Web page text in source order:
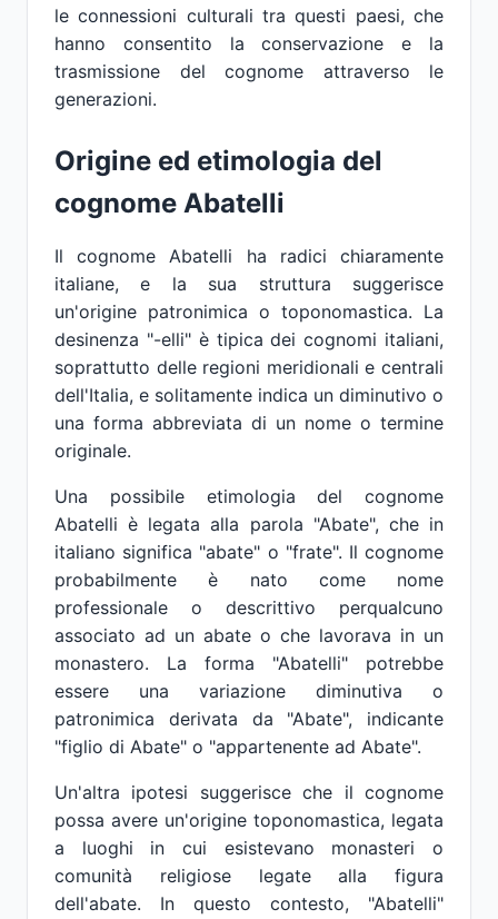
le connessioni culturali tra questi paesi, che
hanno consentito la conservazione e la
trasmissione del cognome attraverso le
generazioni.
Origine ed etimologia del
cognome Abatelli
Il cognome Abatelli ha radici chiaramente
italiane, e la sua struttura suggerisce
un'origine patronimica o toponomastica. La
desinenza "-elli" è tipica dei cognomi italiani,
soprattutto delle regioni meridionali e centrali
dell'Italia, e solitamente indica un diminutivo o
una forma abbreviata di un nome o termine
originale.
Una possibile etimologia del cognome
Abatelli è legata alla parola "Abate", che in
italiano significa "abate" o "frate". Il cognome
probabilmente è nato come nome
professionale o descrittivo perqualcuno
associato ad un abate o che lavorava in un
monastero. La forma "Abatelli" potrebbe
essere una variazione diminutiva o
patronimica derivata da "Abate", indicante
"figlio di Abate" o "appartenente ad Abate".
Un'altra ipotesi suggerisce che il cognome
possa avere un'origine toponomastica, legata
a luoghi in cui esistevano monasteri o
comunità religiose legate alla figura
dell'abate. In questo contesto, "Abatelli"